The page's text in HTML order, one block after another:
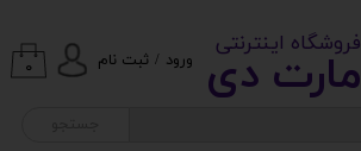
ورود / ثبت نام ۰ مارت دی​​​​​​
​ ​فروشگاه اینترنتی